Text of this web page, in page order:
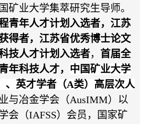
矿业大学集萃研究生导师。
青年人才计划入选者， 江苏
得者，江苏省优秀博士论文
技人才计划入选者， 首届全
年科技人才， 中国矿业大学
、英才学者（A类）高层次人
与冶金学会（AusIMM）以
会（IAFSS）会员，国家矿